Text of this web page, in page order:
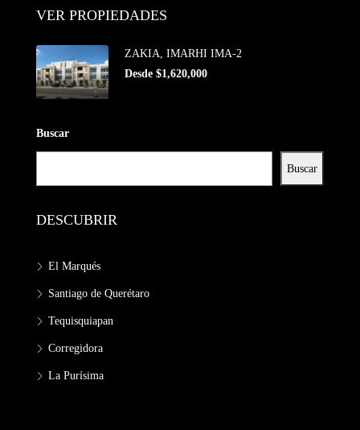
VER PROPIEDADES
ZAKIA, IMARHI IMA-2
Desde $1,620,000
Buscar
Buscar
DESCUBRIR
El Marqués
Santiago de Querétaro
Tequisquiapan
Corregidora
La Purísima